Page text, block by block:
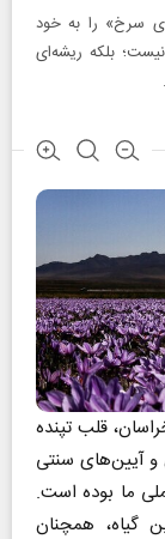
سرخ» را به خود
بلکه ریشه‌ای
قلب تپنده
و آیین‌های سنتی
ما بوده است.
گیاه، همچنان